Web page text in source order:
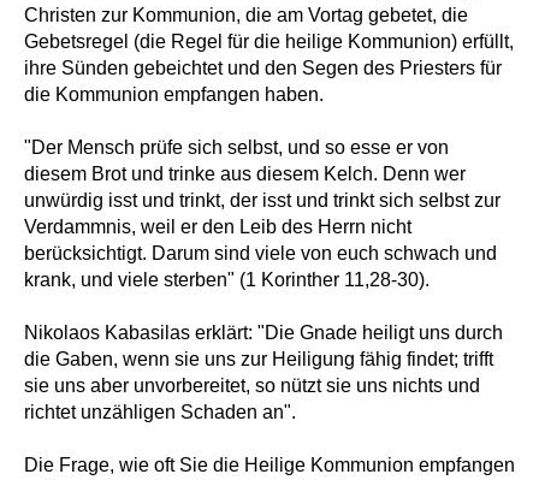
Christen zur Kommunion, die am Vortag gebetet, die
Gebetsregel (die Regel für die heilige Kommunion) erfüllt,
ihre Sünden gebeichtet und den Segen des Priesters für
die Kommunion empfangen haben.
"Der Mensch prüfe sich selbst, und so esse er von
diesem Brot und trinke aus diesem Kelch. Denn wer
unwürdig isst und trinkt, der isst und trinkt sich selbst zur
Verdammnis, weil er den Leib des Herrn nicht
berücksichtigt. Darum sind viele von euch schwach und
krank, und viele sterben" (1 Korinther 11,28-30).
Nikolaos Kabasilas erklärt: "Die Gnade heiligt uns durch
die Gaben, wenn sie uns zur Heiligung fähig findet; trifft
sie uns aber unvorbereitet, so nützt sie uns nichts und
richtet unzähligen Schaden an".
Die Frage, wie oft Sie die Heilige Kommunion empfangen